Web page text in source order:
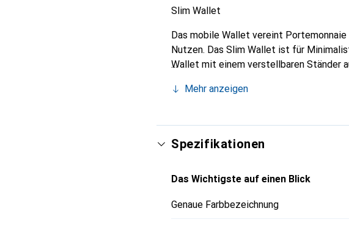
Slim Wallet
Das mobile Wallet vereint
Nutzen. Das Slim Wallet ist für
Wallet mit einem verstellbaren Ständer
Mehr anzeigen
Spezifikationen
Das Wichtigste auf einen Blick
Genaue Farbbezeichnung